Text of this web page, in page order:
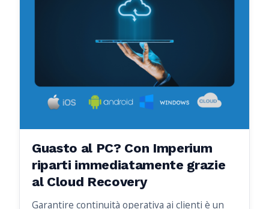
Guasto al PC? Con Imperium
riparti immediatamente grazie
al Cloud Recovery
Garantire continuità operativa ai clienti è un